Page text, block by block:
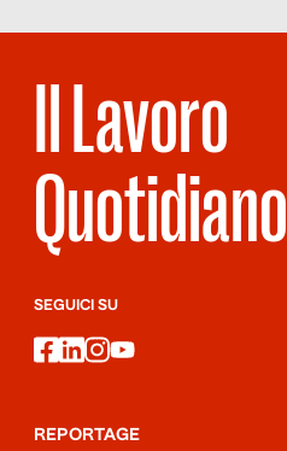
Il Lavoro
Quotidiano
SEGUICI SU
facebook
linkedin
instagram
youtube
REPORTAGE